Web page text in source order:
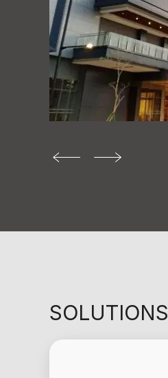
SOLUTIONS